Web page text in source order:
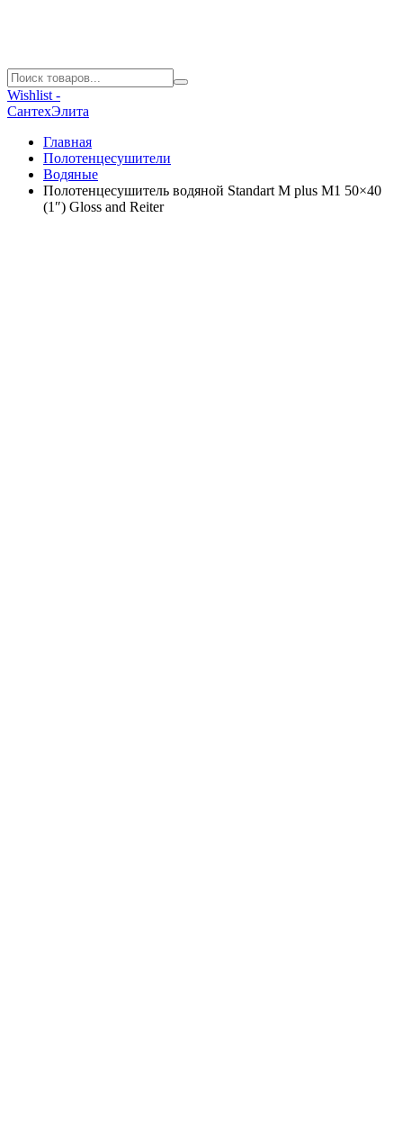
Wishlist -
СантехЭлита
Главная
Полотенцесушители
Водяные
Полотенцесушитель водяной Standart M plus М1 50×40
(1″) Gloss and Reiter